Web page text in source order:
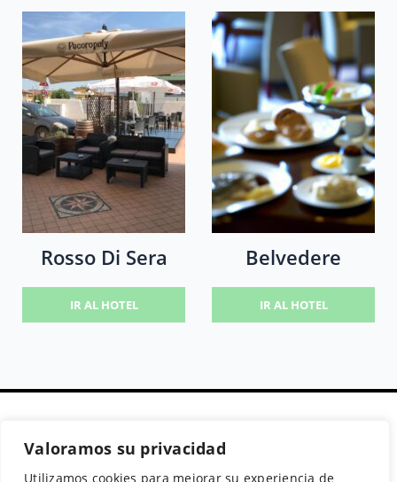
Valoramos su privacidad
Utilizamos cookies para mejorar su experiencia de
Rosso Di Sera
IR AL HOTEL
Belvedere
IR AL HOTEL
Secciones Políticas